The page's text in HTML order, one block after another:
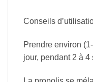
Conseils
Prendre environ
jour, pendant 2 à 4